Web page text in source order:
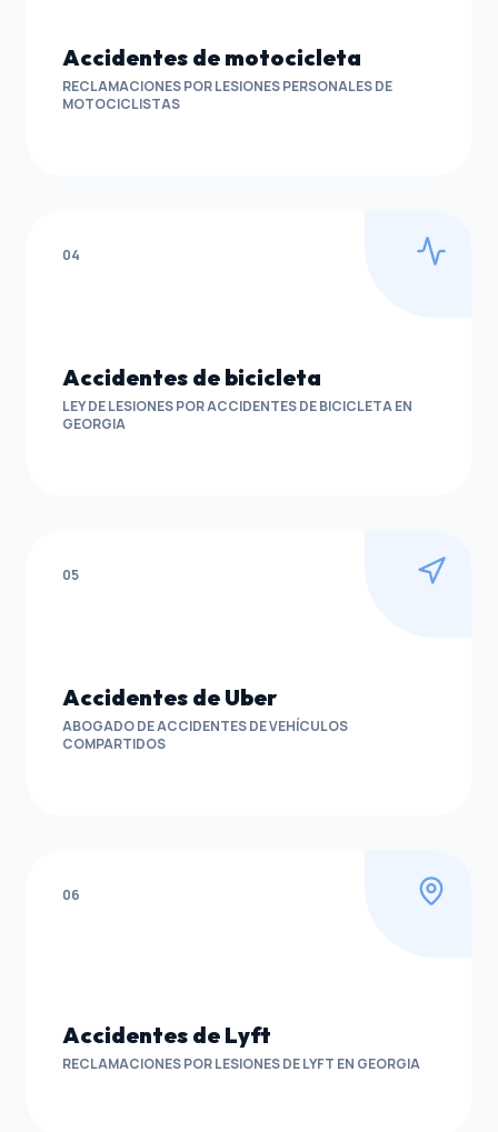
Accidentes de motocicleta
RECLAMACIONES POR LESIONES PERSONALES DE
MOTOCICLISTAS
04
Accidentes de bicicleta
LEY DE LESIONES POR ACCIDENTES DE BICICLETA EN
GEORGIA
05
Accidentes de Uber
ABOGADO DE ACCIDENTES DE VEHÍCULOS
COMPARTIDOS
06
Accidentes de Lyft
RECLAMACIONES POR LESIONES DE LYFT EN GEORGIA